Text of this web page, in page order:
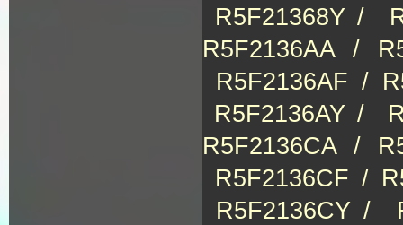
R5F21368Y /
R5F2136AA /
R5F2136AF /
R5F2136AY /
R5F2136CA /
R5F2136CF /
R5F2136CY /